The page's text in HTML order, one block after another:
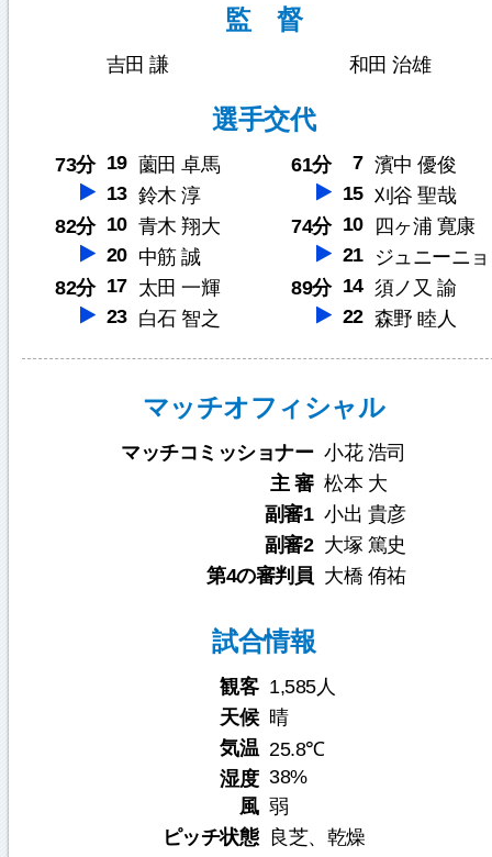
監 督
吉田 謙 和田 治雄
選手交代
73分 19 薗田 卓馬
13 鈴木 淳
82分 10 青木 翔大
20 中筋 誠
82分 17 太田 一輝
23 白石 智之
61分 7 濱中 優俊
15 刈谷 聖哉
74分 10
四ヶ浦 寛康
21
ジュニーニョ
89分 14 須ノ又 諭
22 森野 睦人
マッチオフィシャル
マッチコミッショナー 小花 浩司
主 審 松本 大
副審1 小出 貴彦
副審2 大塚 篤史
第4の審判員 大橋 侑祐
試合情報
観客 1,585人
天候 晴
気温 25.8℃
湿度 38%
風 弱
ピッチ状態
良芝、乾燥